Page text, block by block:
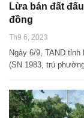
Lừa bán đất
đồng
Th9 6, 2023
Ngày 6/9, TAND
(SN 1983, trú